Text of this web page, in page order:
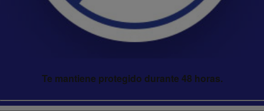
Te mantiene protegido durante 48 horas.